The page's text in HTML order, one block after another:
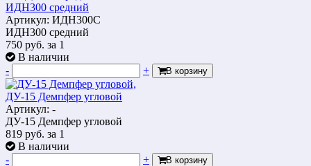
ИДН300 средний
Артикул: ИДН300С
ИДН300 средний
750 руб. за 1
В наличии
-
+ В корзину
ДУ-15 Демпфер угловой
Артикул: -
ДУ-15 Демпфер угловой
819 руб. за 1
В наличии
-
+ В корзину